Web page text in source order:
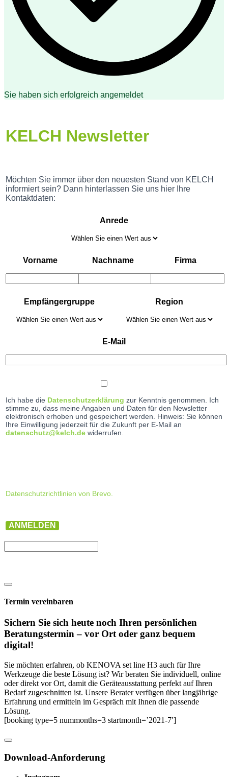
Sie haben sich erfolgreich angemeldet
KELCH Newsletter
Möchten Sie immer über den neuesten Stand von KELCH
informiert sein? Dann hinterlassen Sie uns hier Ihre
Kontaktdaten:
Anrede
Vorname Nachname Firma
Empfängergruppe Region
E-Mail
Ich habe die Datenschutzerklärung zur Kenntnis genommen. Ich
stimme zu, dass meine Angaben und Daten für den Newsletter
elektronisch erhoben und gespeichert werden. Hinweis: Sie können
Ihre Einwilligung jederzeit für die Zukunft per E-Mail an
datenschutz@kelch.de widerrufen.
Datenschutzrichtlinien von Brevo.
ANMELDEN
Termin vereinbaren
Sichern Sie sich heute noch Ihren persönlichen
Beratungs­termin – vor Ort oder ganz bequem
digital!
Sie möchten erfahren, ob KENOVA set line H3 auch für Ihre
Werkzeuge die beste Lösung ist? Wir beraten Sie individuell, online
oder direkt vor Ort, damit die Geräteausstattung perfekt auf Ihren
Bedarf zugeschnitten ist. Unsere Berater verfügen über langjährige
Erfahrung und ermitteln im Gespräch mit Ihnen die passende
Lösung.
[booking type=5 nummonths=3 startmonth=’2021-7′]
Download-Anforderung